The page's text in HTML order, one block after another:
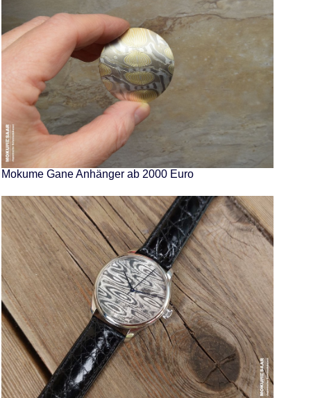
Mokume Gane Anhänger ab 2000 Euro